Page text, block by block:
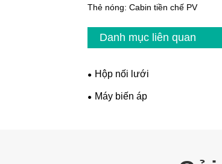
Thẻ nóng: Cabin tiền chế PV
Danh mục liên quan
Hộp nối lưới
Máy biến áp